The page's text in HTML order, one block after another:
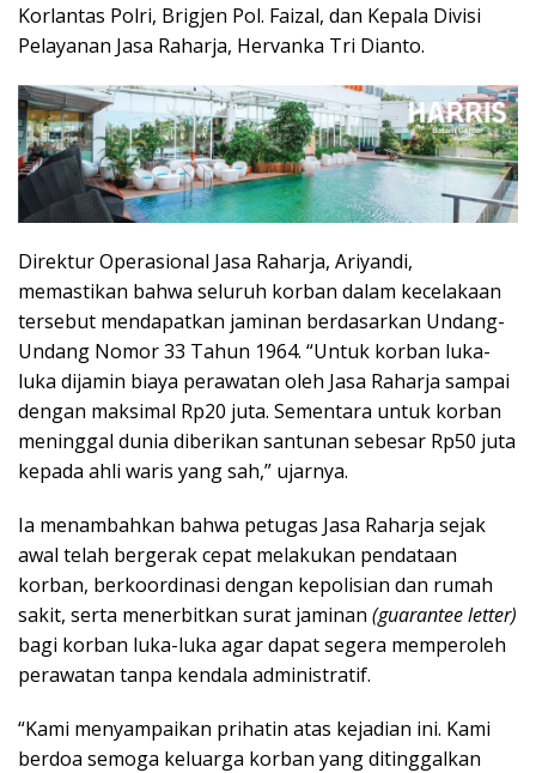
Korlantas Polri, Brigjen Pol. Faizal, dan Kepala Divisi
Pelayanan Jasa Raharja, Hervanka Tri Dianto.
Direktur Operasional Jasa Raharja, Ariyandi,
memastikan bahwa seluruh korban dalam kecelakaan
tersebut mendapatkan jaminan berdasarkan Undang-
Undang Nomor 33 Tahun 1964. “Untuk korban luka-
luka dijamin biaya perawatan oleh Jasa Raharja sampai
dengan maksimal Rp20 juta. Sementara untuk korban
meninggal dunia diberikan santunan sebesar Rp50 juta
kepada ahli waris yang sah,” ujarnya.
Ia menambahkan bahwa petugas Jasa Raharja sejak
awal telah bergerak cepat melakukan pendataan
korban, berkoordinasi dengan kepolisian dan rumah
sakit, serta menerbitkan surat jaminan (guarantee letter)
bagi korban luka-luka agar dapat segera memperoleh
perawatan tanpa kendala administratif.
“Kami menyampaikan prihatin atas kejadian ini. Kami
berdoa semoga keluarga korban yang ditinggalkan